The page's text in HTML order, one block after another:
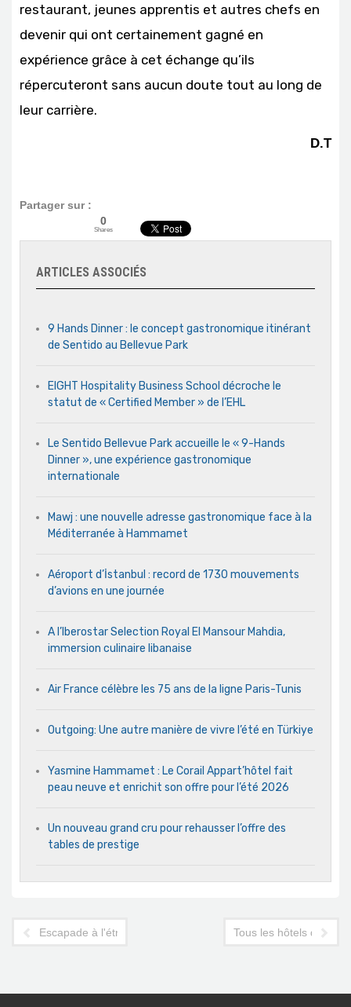
restaurant, jeunes apprentis et autres chefs en
devenir qui ont certainement gagné en
expérience grâce à cet échange qu’ils
répercuteront sans aucun doute tout au long de
leur carrière.
D.T
Partager sur :
0
Shares
ARTICLES ASSOCIÉS
9 Hands Dinner : le concept gastronomique itinérant
de Sentido au Bellevue Park
EIGHT Hospitality Business School décroche le
statut de « Certified Member » de l’EHL
Le Sentido Bellevue Park accueille le « 9-Hands
Dinner », une expérience gastronomique
internationale
Mawj : une nouvelle adresse gastronomique face à la
Méditerranée à Hammamet
Aéroport d’İstanbul : record de 1730 mouvements
d’avions en une journée
A l’Iberostar Selection Royal El Mansour Mahdia,
immersion culinaire libanaise
Air France célèbre les 75 ans de la ligne Paris-Tunis
Outgoing: Une autre manière de vivre l’été en Türkiye
Yasmine Hammamet : Le Corail Appart’hôtel fait
peau neuve et enrichit son offre pour l’été 2026
Un nouveau grand cru pour rehausser l’offre des
tables de prestige
Escapade à l'étranger: quelles sont les plus belles plages de
Tous les hôtels du